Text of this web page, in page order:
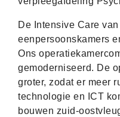
De Intensive Care
eenpersoonskamers
Ons
gemoderniseerd. De
groter, zodat er meer
technologie en ICT
bouwen zuid-